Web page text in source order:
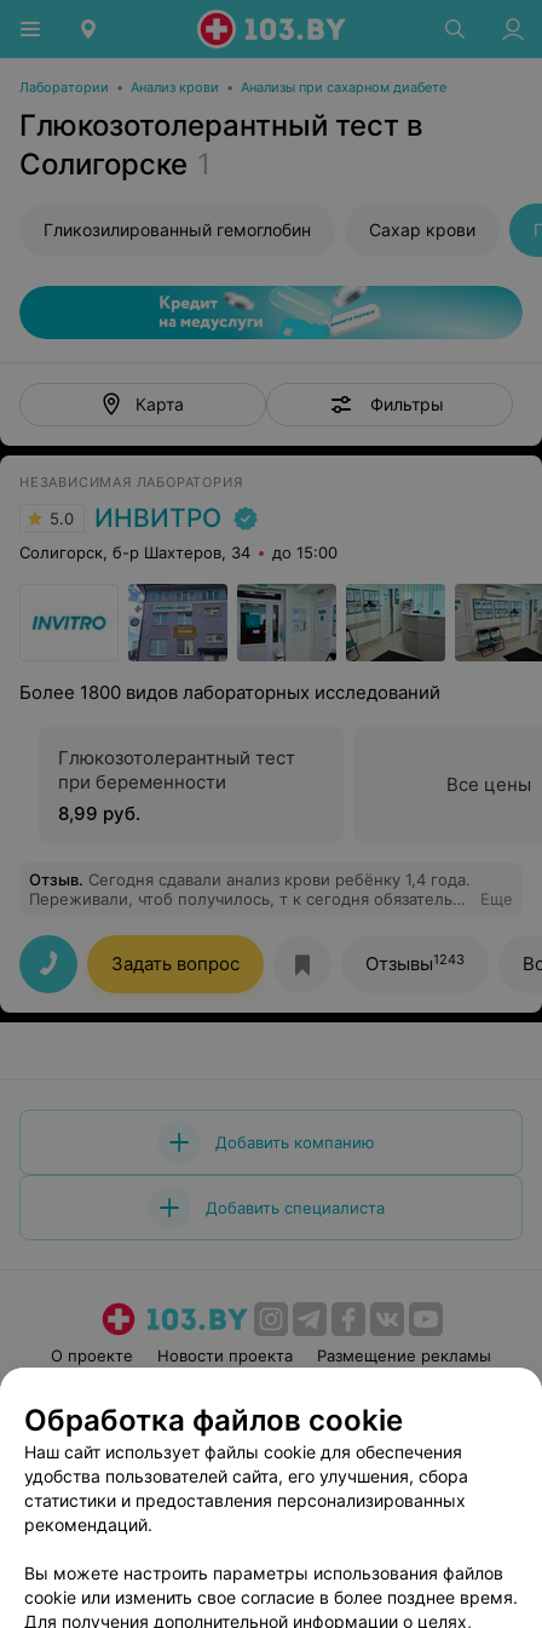
Лаборатории • Анализ крови • Анализы при сахарном диабете
Глюкозотолерантный тест в
Солигорске 1
Гликозилированный гемоглобин Сахар крови
Карта Фильтры
НЕЗАВИСИМАЯ ЛАБОРАТОРИЯ
5.0 ИНВИТРО
Солигорск, б-р Шахтеров, 34 до 15:00
Более 1800 видов лабораторных исследований
Глюкозотолерантный тест
при беременности
8,99 руб.
Все цены
Отзыв. Сегодня сдавали анализ крови ребёнку 1,4 года.
Переживали, чтоб получилось, т к сегодня обязательно
не пискнул!! Спокойно зашли в кабинет, медсестра
сразу расположила его к себе, разговаривала)
Девушка администратор тоже помогала нам,
показывала картинки на стенке, улыбалась ребёнку,
так что наш малыш даже и не понял, что у него брали
Оксана, спасибо Вам за Вашу работу!!!)
Еще
Задать вопрос Отзывы1243
Добавить компанию
Добавить специалиста
О проекте Новости проекта
Размещение рекламы
Пользовательское соглашение
Способы оплаты
Вакансии
Партнеры
Написать руководителю 103.by
Обработка персональных данных
Обработка файлов cookie
Наш сайт использует файлы cookie для обеспечения
удобства пользователей сайта, его улучшения, сбора
статистики и предоставления персонализированных
рекомендаций.
Вы можете настроить параметры использования файлов
cookie или изменить свое согласие в более позднее время.
Для получения дополнительной информации о целях,